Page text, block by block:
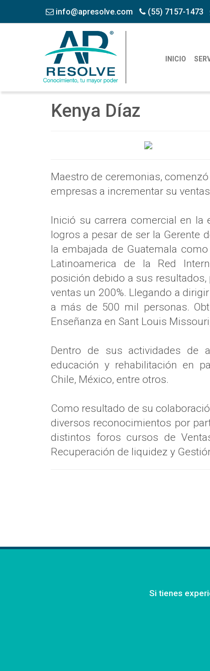
info@apresolve.com (55) 7157-1473
INICIO
Kenya Díaz
Maestro de ceremonias,
empresas a incrementar su
Inició su carrera comercial en la
logros a pesar de ser la Gerente
la embajada de Guatemala
Latinoamerica de la Red
posición debido a sus
ventas un 200%. Llegando a
a más de 500 mil personas.
Enseñanza en Sant Louis
Dentro de sus actividades de
educación y rehabilitación en
Chile, México, entre otros.
Como resultado de su
diversos reconocimientos por
distintos foros cursos de
Recuperación de liquidez y
Si tienes